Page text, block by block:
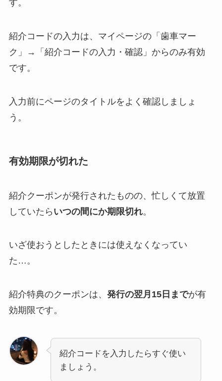
す。
紹介コードの入力は、マイページの「歯車マー
ク」→「紹介コードの入力・確認」からのみ有効
です。
入力前にページのタイトルをよく確認しましょ
う。
有効期限が切れた
紹介クーポンが発行されたものの、忙しくて放置
していたら いつの間にか期限切れ。
いざ使おうとしたときには使えなくなってい
た…。
紹介特典のクーポンは、 発行の翌月15日までが有
効期限です。
紹介コードを入力したらすぐ使い
ましょう。